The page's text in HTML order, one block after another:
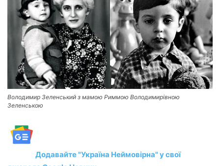
Володимир Зеленський з мамою Риммою Володимирівною
Зеленською
Додавайте "Україна Неймовірна" у свої